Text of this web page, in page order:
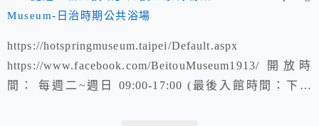
https://hotspringmuseum.taipei/Default.aspx
https://www.facebook.com/BeitouMuseum1913/ 開放時
間： 每週二~週日 09:00-17:00 (最後入館時間：下午